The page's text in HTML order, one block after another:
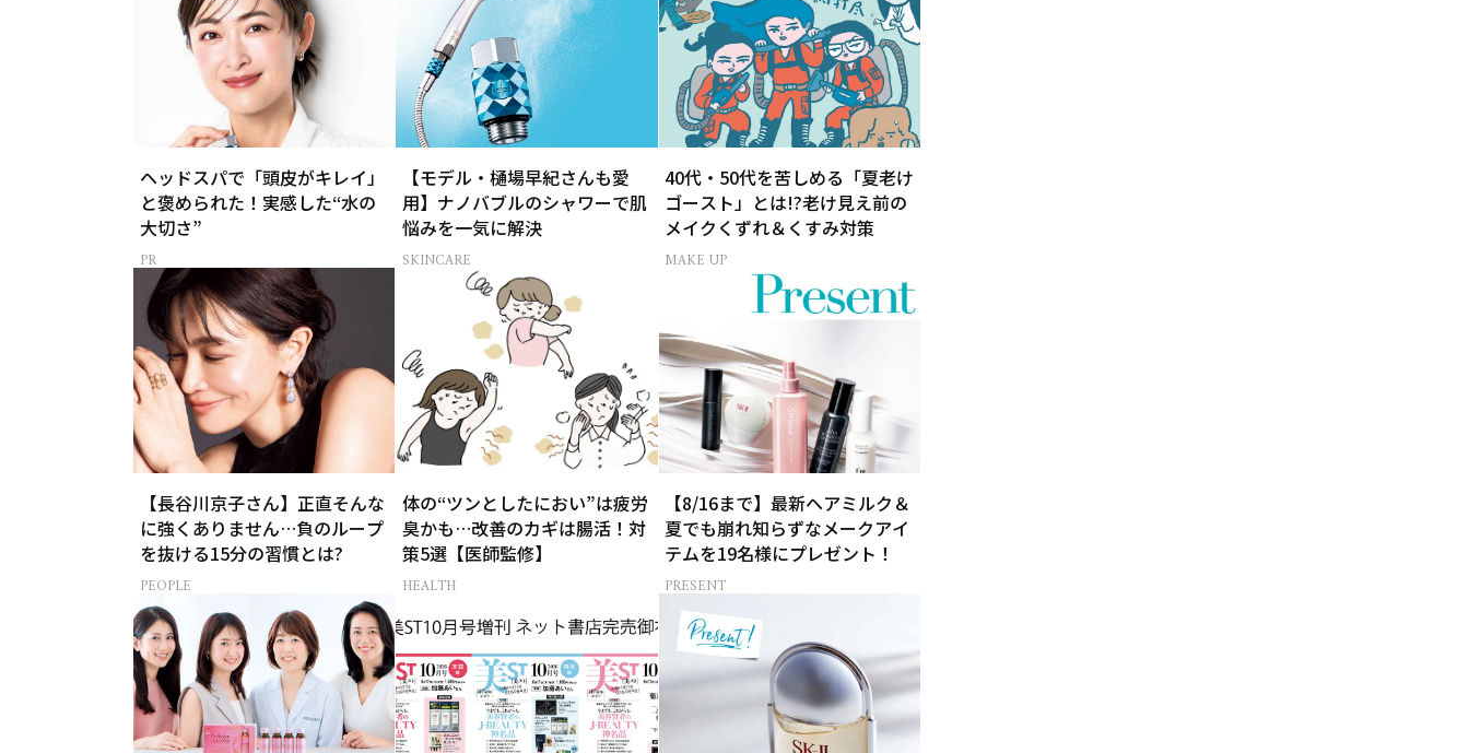
ヘッドスパで「頭皮がキレイ」
と褒められた！実感した“水の
大切さ”
【モデル・樋場早紀さんも愛
用】ナノバブルのシャワーで肌
悩みを一気に解決
SKINCARE
40代・50代を苦しめる「夏老け
ゴースト」とは!?老け見え前の
メイクくずれ＆くすみ対策
MAKE UP
【長谷川京子さん】正直そんな
に強くありません…負のループ
を抜ける15分の習慣とは?
PEOPLE
体の“ツンとしたにおい”は疲労
臭かも…改善のカギは腸活！対
策5選【医師監修】
HEALTH
【8/16まで】最新ヘアミルク＆
夏でも崩れ知らずなメークアイ
テムを19名様にプレゼント！
PRESENT